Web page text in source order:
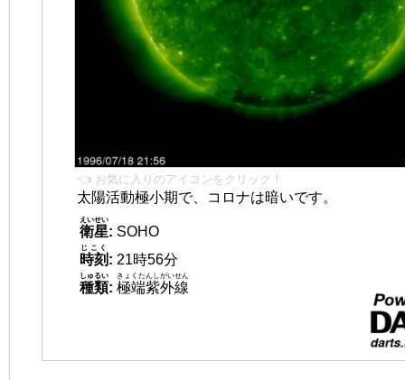
👈 お気に入りのアイコンをクリック！
太陽活動極小期で、コロナは暗いです。
衛星
えいせい
: SOHO
時刻
じこく
: 21時56分
種類
しゅるい
: 極端紫外線
きょくたんしがいせん